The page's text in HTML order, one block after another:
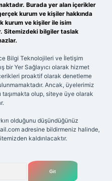
Burada yer alan içerikler
kurum ve kişiler hakkında
kurum ve kişiler ile isim
Sitemizdeki bilgiler taslak
Bilgi Teknolojileri ve İletişim
bir Yer Sağlayıcı olarak hizmet
proaktif olarak denetleme
Ancak, üyelerimiz
olup, siteye üye olarak
olduğunu düşündüğünüz
adresine bildirmeniz halinde,
kaldırılacaktır.